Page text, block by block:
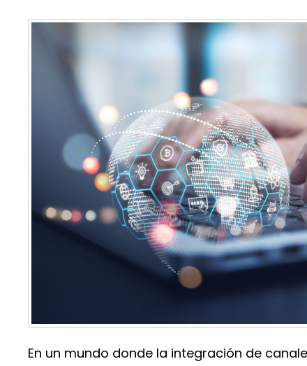
En un mundo donde la integración de